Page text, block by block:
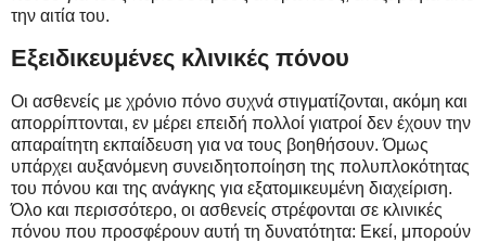
την αιτία του.
Εξειδικευμένες κλινικές πόνου
Οι ασθενείς με χρόνιο πόνο συχνά στιγματίζονται, ακόμη και
απορρίπτονται, εν μέρει επειδή πολλοί γιατροί δεν έχουν την
απαραίτητη εκπαίδευση για να τους βοηθήσουν. Όμως
υπάρχει αυξανόμενη συνειδητοποίηση της πολυπλοκότητας
του πόνου και της ανάγκης για εξατομικευμένη διαχείριση.
Όλο και περισσότερο, οι ασθενείς στρέφονται σε κλινικές
πόνου που προσφέρουν αυτή τη δυνατότητα: Εκεί, μπορούν